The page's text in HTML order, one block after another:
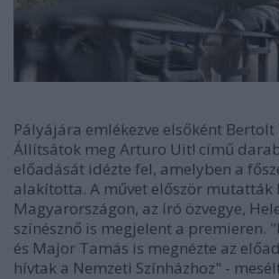
Pályájára emlékezve elsőként Bertolt
Állítsátok meg Arturo Uit! című
előadását idézte fel, amelyben a
alakította. A művet először mutatták
Magyarországon, az író özvegye,
színésznő is megjelent a premieren.
és Major Tamás is megnézte az
hívtak a Nemzeti Színházhoz" -